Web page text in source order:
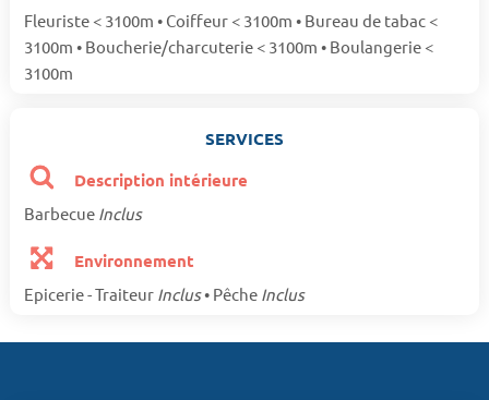
Fleuriste < 3100m • Coiffeur < 3100m • Bureau de tabac <
3100m • Boucherie/charcuterie < 3100m • Boulangerie <
3100m
SERVICES
Description intérieure
Barbecue Inclus
Environnement
Epicerie - Traiteur Inclus• Pêche Inclus